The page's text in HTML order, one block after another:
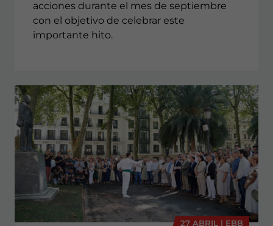
acciones durante el mes de septiembre
con el objetivo de celebrar este
importante hito.
27 ABRIL | EBB